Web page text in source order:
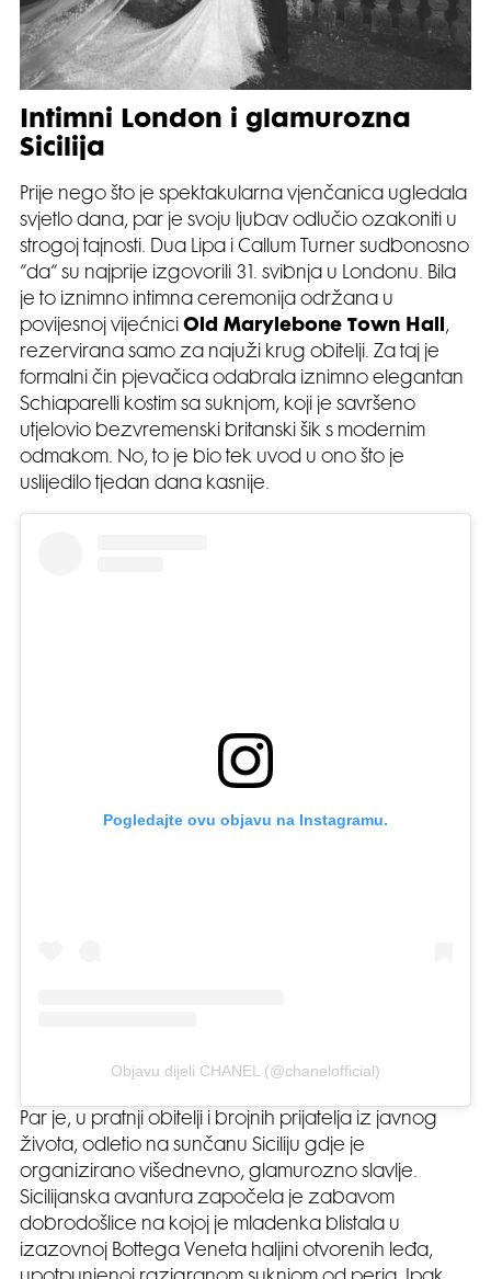
Intimni London i glamurozna
Sicilija
Prije nego što je spektakularna vjenčanica ugledala
svjetlo dana, par je svoju ljubav odlučio ozakoniti u
strogoj tajnosti. Dua Lipa i Callum Turner sudbonosno
“da“ su najprije izgovorili 31. svibnja u Londonu. Bila
je to iznimno intimna ceremonija održana u
povijesnoj vijećnici Old Marylebone Town Hall,
rezervirana samo za najuži krug obitelji. Za taj je
formalni čin pjevačica odabrala iznimno elegantan
Schiaparelli kostim sa suknjom, koji je savršeno
utjelovio bezvremenski britanski šik s modernim
odmakom. No, to je bio tek uvod u ono što je
uslijedilo tjedan dana kasnije.
Pogledajte ovu objavu na Instagramu.
Objavu dijeli CHANEL (@chanelofficial)
Par je, u pratnji obitelji i brojnih prijatelja iz javnog
života, odletio na sunčanu Siciliju gdje je
organizirano višednevno, glamurozno slavlje.
Sicilijanska avantura započela je zabavom
dobrodošlice na kojoj je mladenka blistala u
izazovnoj Bottega Veneta haljini otvorenih leđa,